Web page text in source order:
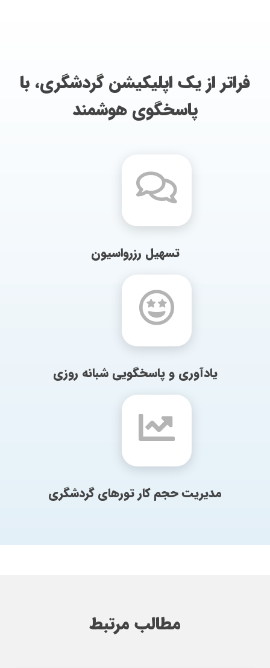
فراتر از یک اپلیکیشن گردشگری، با
پاسخگوی هوشمند
تسهیل رزرواسیون
یادآوری و پاسخگویی شبانه روزی
مدیریت حجم کار تورهای گردشگری
مطالب مرتبط